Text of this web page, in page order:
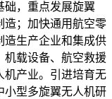
础，重点发展旋翼
造；加快通用航空零
造生产企业和集成供
机载设备、航空救援
机产业。引进培育无
小型多旋翼无人机研